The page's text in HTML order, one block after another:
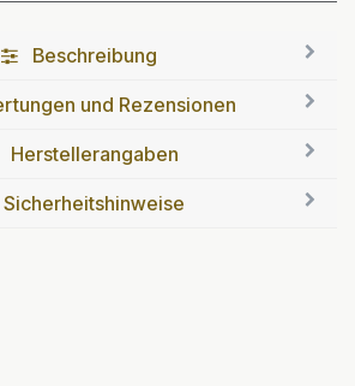
Beschreibung
und Rezensionen
Herstellerangaben
Sicherheitshinweise